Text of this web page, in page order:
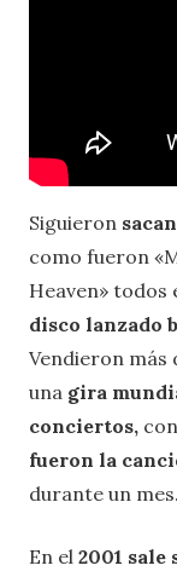
Siguieron
como fueron
Heaven» todos
disco lanzado
Vendieron más
una gira
conciertos,
fueron la
durante un
En el 2001 sale